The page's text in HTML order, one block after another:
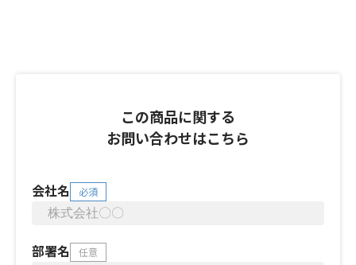
この商品に関する
お問い合わせはこちら
会社名 必須
部署名 任意